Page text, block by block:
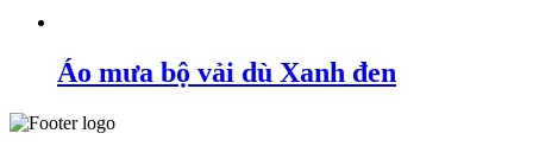
Áo mưa bộ vải dù Xanh đen